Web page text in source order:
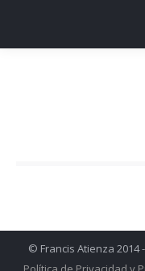
© Francis Atienza 2014